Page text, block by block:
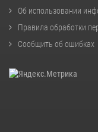
Об использовании
Правила обработки
Сообщить об ошибках